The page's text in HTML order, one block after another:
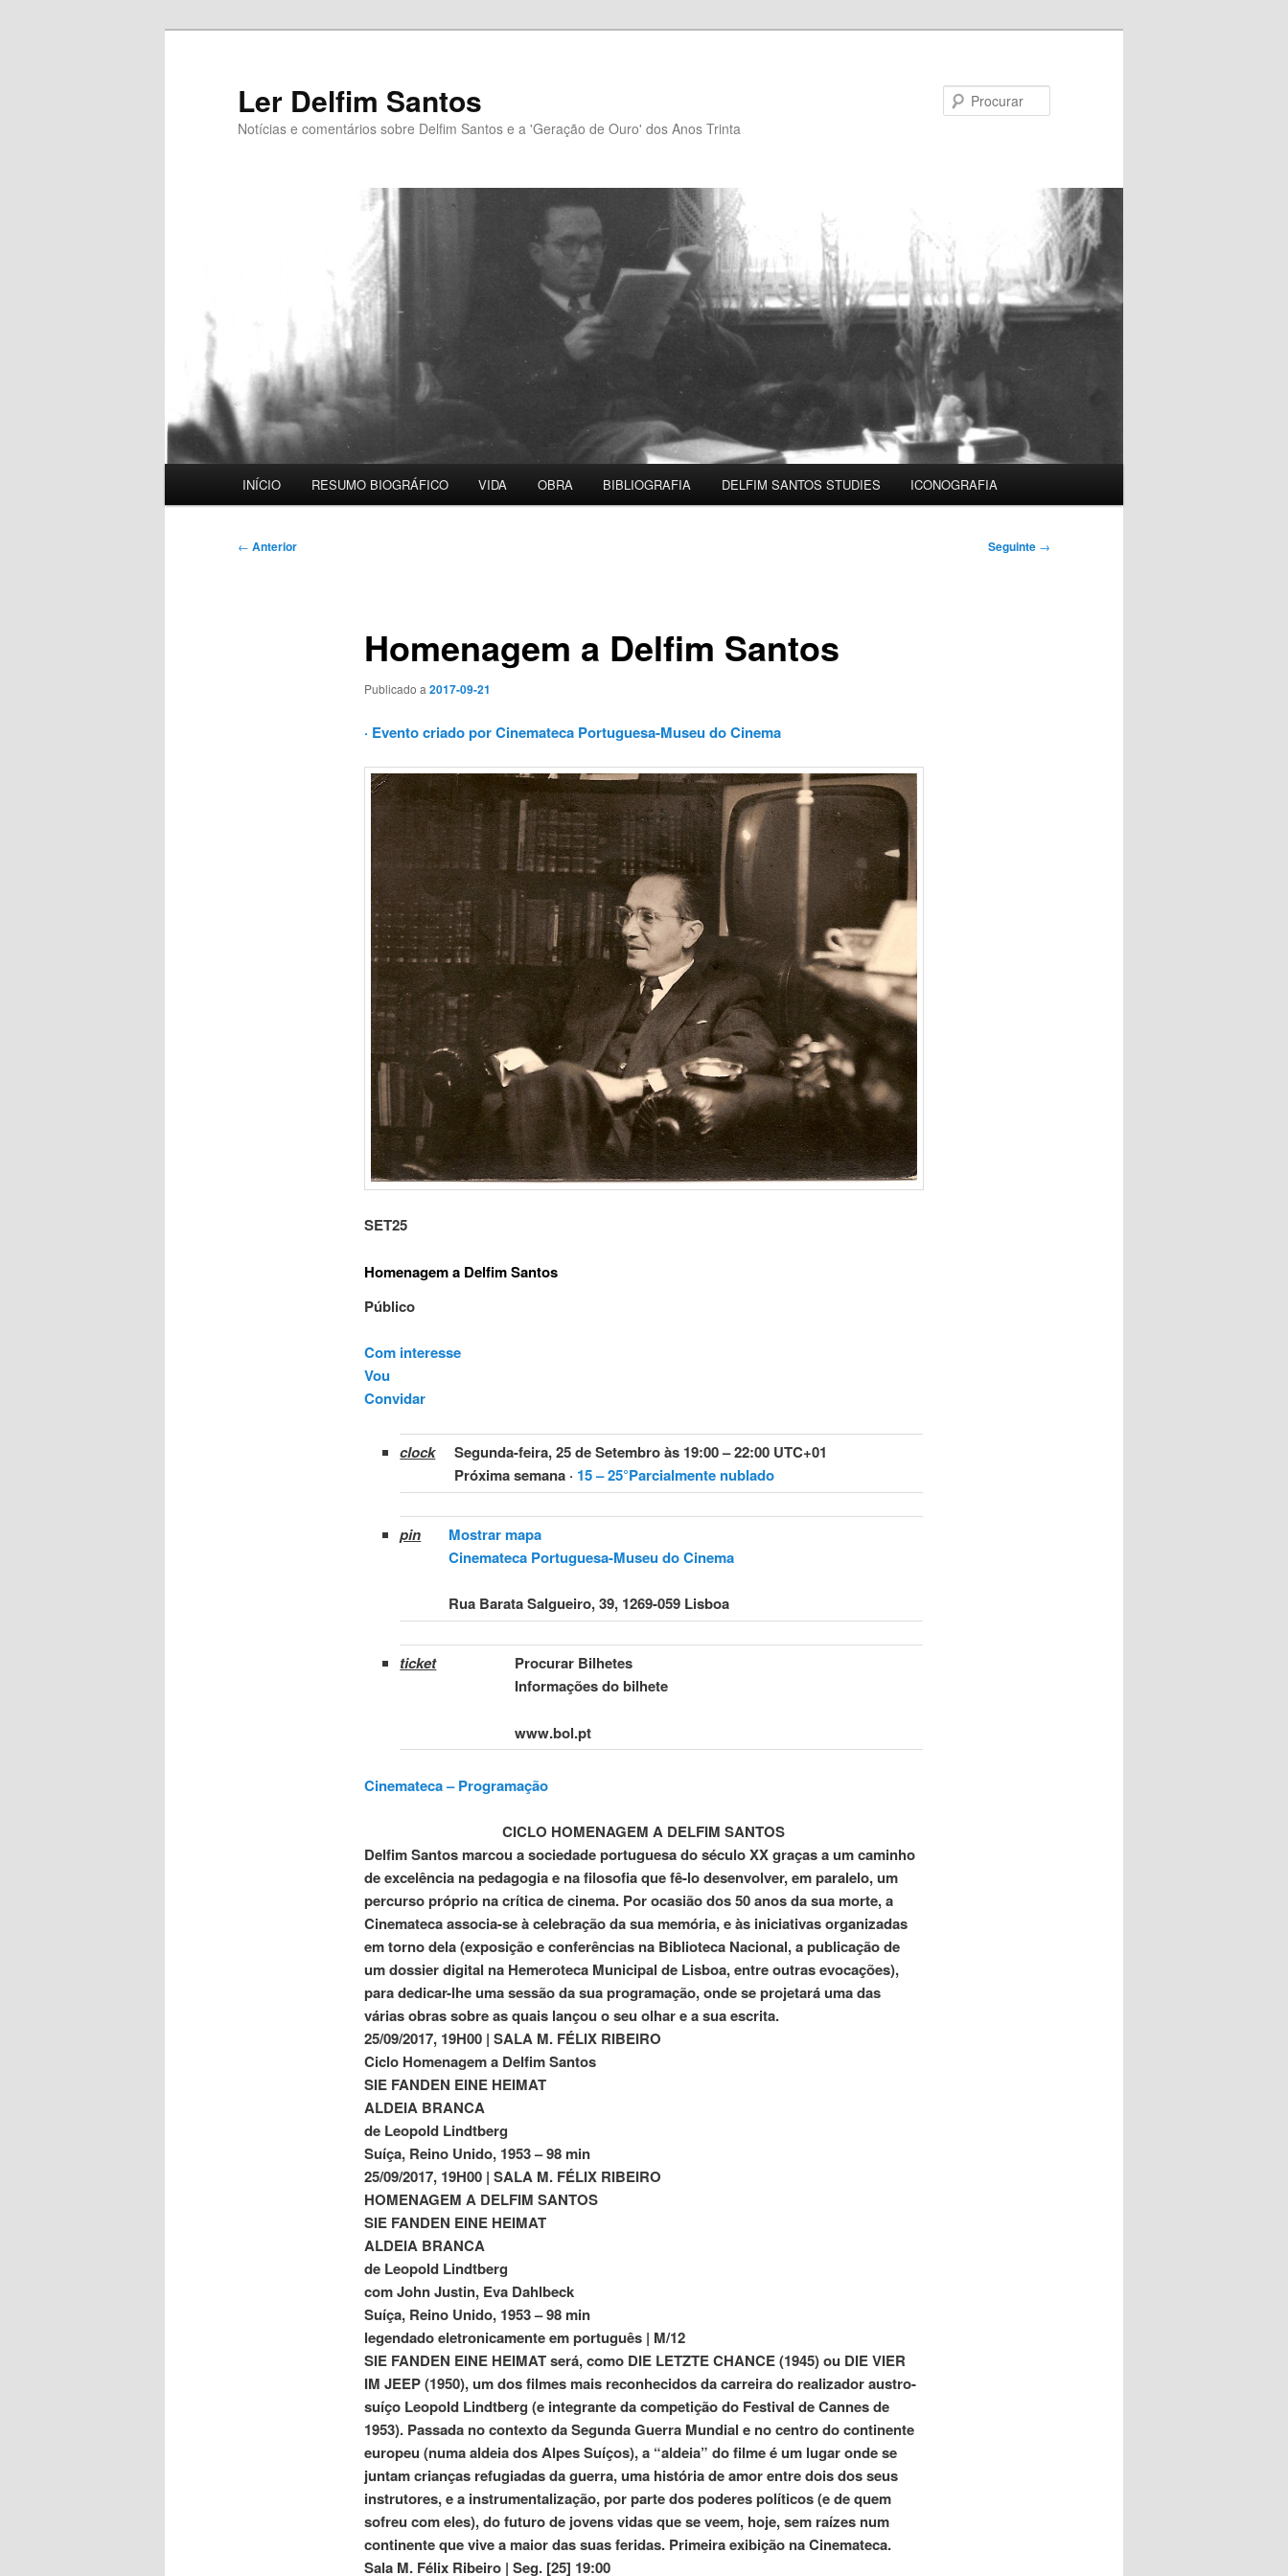
Ler Delfim Santos
Notícias e comentários sobre Delfim Santos e a 'Geração de Ouro' dos Anos Trinta
INÍCIO RESUMO BIOGRÁFICO VIDA OBRA BIBLIOGRAFIA DELFIM SANTOS STUDIES ICONOGRAFIA
Navegação
← Anterior Seguinte →
Homenagem a Delfim Santos
Publicado a 2017-09-21
· Evento criado por Cinemateca Portuguesa-Museu do Cinema
SET25
Homenagem a Delfim Santos
Público
Com interesse
Vou
Convidar
clock Segunda-feira, 25 de Setembro às 19:00–22:00 UTC+01
Próxima semana · 15 – 25°Parcialmente nublado
pin
Mostrar mapa
Cinemateca Portuguesa-Museu do Cinema
Rua Barata Salgueiro, 39, 1269-059 Lisboa
ticket
Procurar Bilhetes
Informações do bilhete
www.bol.pt
Cinemateca – Programação
CICLO HOMENAGEM A DELFIM SANTOS
Delfim Santos marcou a sociedade portuguesa do século XX graças a um caminho
de excelência na pedagogia e na filosofia que fê-lo desenvolver, em paralelo, um
percurso próprio na crítica de cinema. Por ocasião dos 50 anos da sua morte, a
Cinemateca associa-se à celebração da sua memória, e às iniciativas organizadas
em torno dela (exposição e conferências na Biblioteca Nacional, a publicação de
um dossier digital na Hemeroteca Municipal de Lisboa, entre outras evocações),
para dedicar-lhe uma sessão da sua programação, onde se projetará uma das
várias obras sobre as quais lançou o seu olhar e a sua escrita.
25/09/2017, 19H00 | SALA M. FÉLIX RIBEIRO
Ciclo Homenagem a Delfim Santos
SIE FANDEN EINE HEIMAT
ALDEIA BRANCA
de Leopold Lindtberg
Suíça, Reino Unido, 1953 – 98 min
25/09/2017, 19H00 | SALA M. FÉLIX RIBEIRO
HOMENAGEM A DELFIM SANTOS
SIE FANDEN EINE HEIMAT
ALDEIA BRANCA
de Leopold Lindtberg
com John Justin, Eva Dahlbeck
Suíça, Reino Unido, 1953 – 98 min
legendado eletronicamente em português | M/12
SIE FANDEN EINE HEIMAT será, como DIE LETZTE CHANCE (1945) ou DIE VIER
IM JEEP (1950), um dos filmes mais reconhecidos da carreira do realizador austro-
suíço Leopold Lindtberg (e integrante da competição do Festival de Cannes de
1953). Passada no contexto da Segunda Guerra Mundial e no centro do continente
europeu (numa aldeia dos Alpes Suíços), a “aldeia” do filme é um lugar onde se
juntam crianças refugiadas da guerra, uma história de amor entre dois dos seus
instrutores, e a instrumentalização, por parte dos poderes políticos (e de quem
sofreu com eles), do futuro de jovens vidas que se veem, hoje, sem raízes num
continente que vive a maior das suas feridas. Primeira exibição na Cinemateca.
Sala M. Félix Ribeiro | Seg. [25] 19:00